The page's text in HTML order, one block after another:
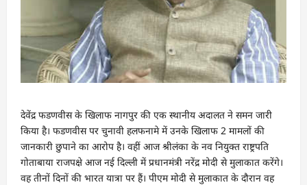
देवेंद्र फडणवीस के खिलाफ नागपुर की एक स्थानीय अदालत ने समन जारी
किया है। फडणवीस पर चुनावी हलफनामे में उनके खिलाफ 2 मामलों की
जानकारी छुपाने का आरोप है। वहीं आज श्रीलंका के नव नियुक्त राष्ट्रपति
गोताबाया राजपक्षे आज नई दिल्ली में प्रधानमंत्री नरेंद्र मोदी से मुलाकात करेंगे।
वह तीनों दिनों की भारत यात्रा पर हैं। पीएम मोदी से मुलाकात के दौरान वह